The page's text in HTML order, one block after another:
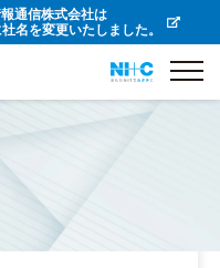
通信株式会社は
名を変更いたしました。